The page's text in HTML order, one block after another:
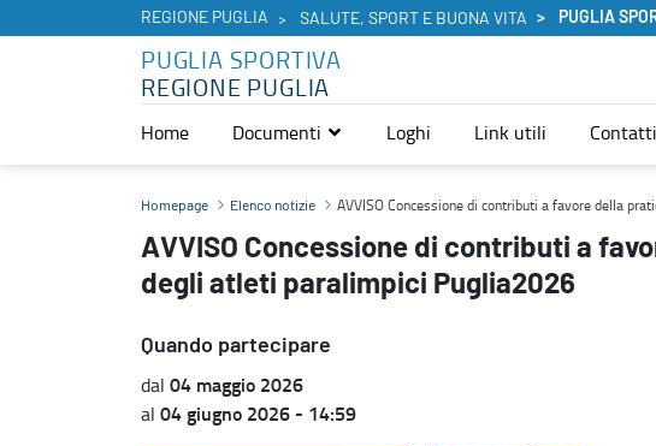
REGIONE PUGLIA SALUTE, SPORT E BUONA VITA PUGLIA
PUGLIA SPORTIVA
REGIONE PUGLIA
Home Documenti Loghi Link utili Contatti
AVVISO Concessione di contributi a favore della pratica sportiva degli atleti
Homepage Elenco notizie AVVISO Concessione di contributi a favore della
AVVISO Concessione di contributi a
degli atleti paralimpici Puglia2026
Quando partecipare
dal 04 maggio 2026
al 04 giugno 2026 - 14:59